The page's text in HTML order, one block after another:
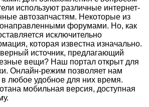
используют различные интернет-
автозапчастям. Некоторые из
форумами. Но, как
исключительно
которая известна изначально.
источник, предлагающий
вещи? Наш портал открыт для
Онлайн-режим позволяет нам
в любое удобное для них время.
мобильная версия, доступная